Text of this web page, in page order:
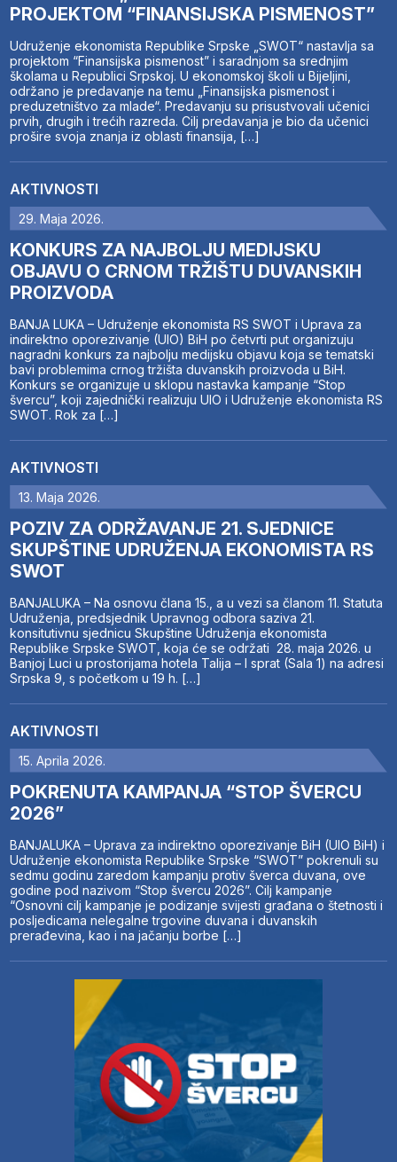
PROJEKTOM “FINANSIJSKA PISMENOST”
Udruženje ekonomista Republike Srpske „SWOT“ nastavlja sa
projektom “Finansijska pismenost” i saradnjom sa srednjim
školama u Republici Srpskoj. U ekonomskoj školi u Bijeljini,
održano je predavanje na temu „Finansijska pismenost i
preduzetništvo za mlade“. Predavanju su prisustvovali učenici
prvih, drugih i trećih razreda. Cilj predavanja je bio da učenici
prošire svoja znanja iz oblasti finansija, […]
AKTIVNOSTI
29. Maja 2026.
KONKURS ZA NAJBOLJU MEDIJSKU
OBJAVU O CRNOM TRŽIŠTU DUVANSKIH
PROIZVODA
BANJA LUKA – Udruženje ekonomista RS SWOT i Uprava za
indirektno oporezivanje (UIO) BiH po četvrti put organizuju
nagradni konkurs za najbolju medijsku objavu koja se tematski
bavi problemima crnog tržišta duvanskih proizvoda u BiH.
Konkurs se organizuje u sklopu nastavka kampanje “Stop
švercu”, koji zajednički realizuju UIO i Udruženje ekonomista RS
SWOT. Rok za […]
AKTIVNOSTI
13. Maja 2026.
POZIV ZA ODRŽAVANJE 21. SJEDNICE
SKUPŠTINE UDRUŽENJA EKONOMISTA RS
SWOT
BANJALUKA – Na osnovu člana 15., a u vezi sa članom 11. Statuta
Udruženja, predsjednik Upravnog odbora saziva 21.
konsitutivnu sjednicu Skupštine Udruženja ekonomista
Republike Srpske SWOT, koja će se održati 28. maja 2026. u
Banjoj Luci u prostorijama hotela Talija – I sprat (Sala 1) na adresi
Srpska 9, s početkom u 19 h. […]
AKTIVNOSTI
15. Aprila 2026.
POKRENUTA KAMPANJA “STOP ŠVERCU
2026”
BANJALUKA – Uprava za indirektno oporezivanje BiH (UIO BiH) i
Udruženje ekonomista Republike Srpske “SWOT” pokrenuli su
sedmu godinu zaredom kampanju protiv šverca duvana, ove
godine pod nazivom “Stop švercu 2026”. Cilj kampanje
“Osnovni cilj kampanje je podizanje svijesti građana o štetnosti i
posljedicama nelegalne trgovine duvana i duvanskih
prerađevina, kao i na jačanju borbe […]